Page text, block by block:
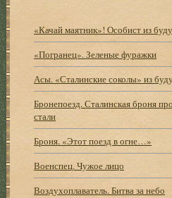
«Качай маятник»! Особист из
«Погранец». Зеленые фуражки
Асы. «Сталинские соколы» из
Бронепоезд. Сталинская броня
стали
Броня. «Этот поезд в огне…»
Военспец. Чужое лицо
Воздухоплаватель. Битва за небо